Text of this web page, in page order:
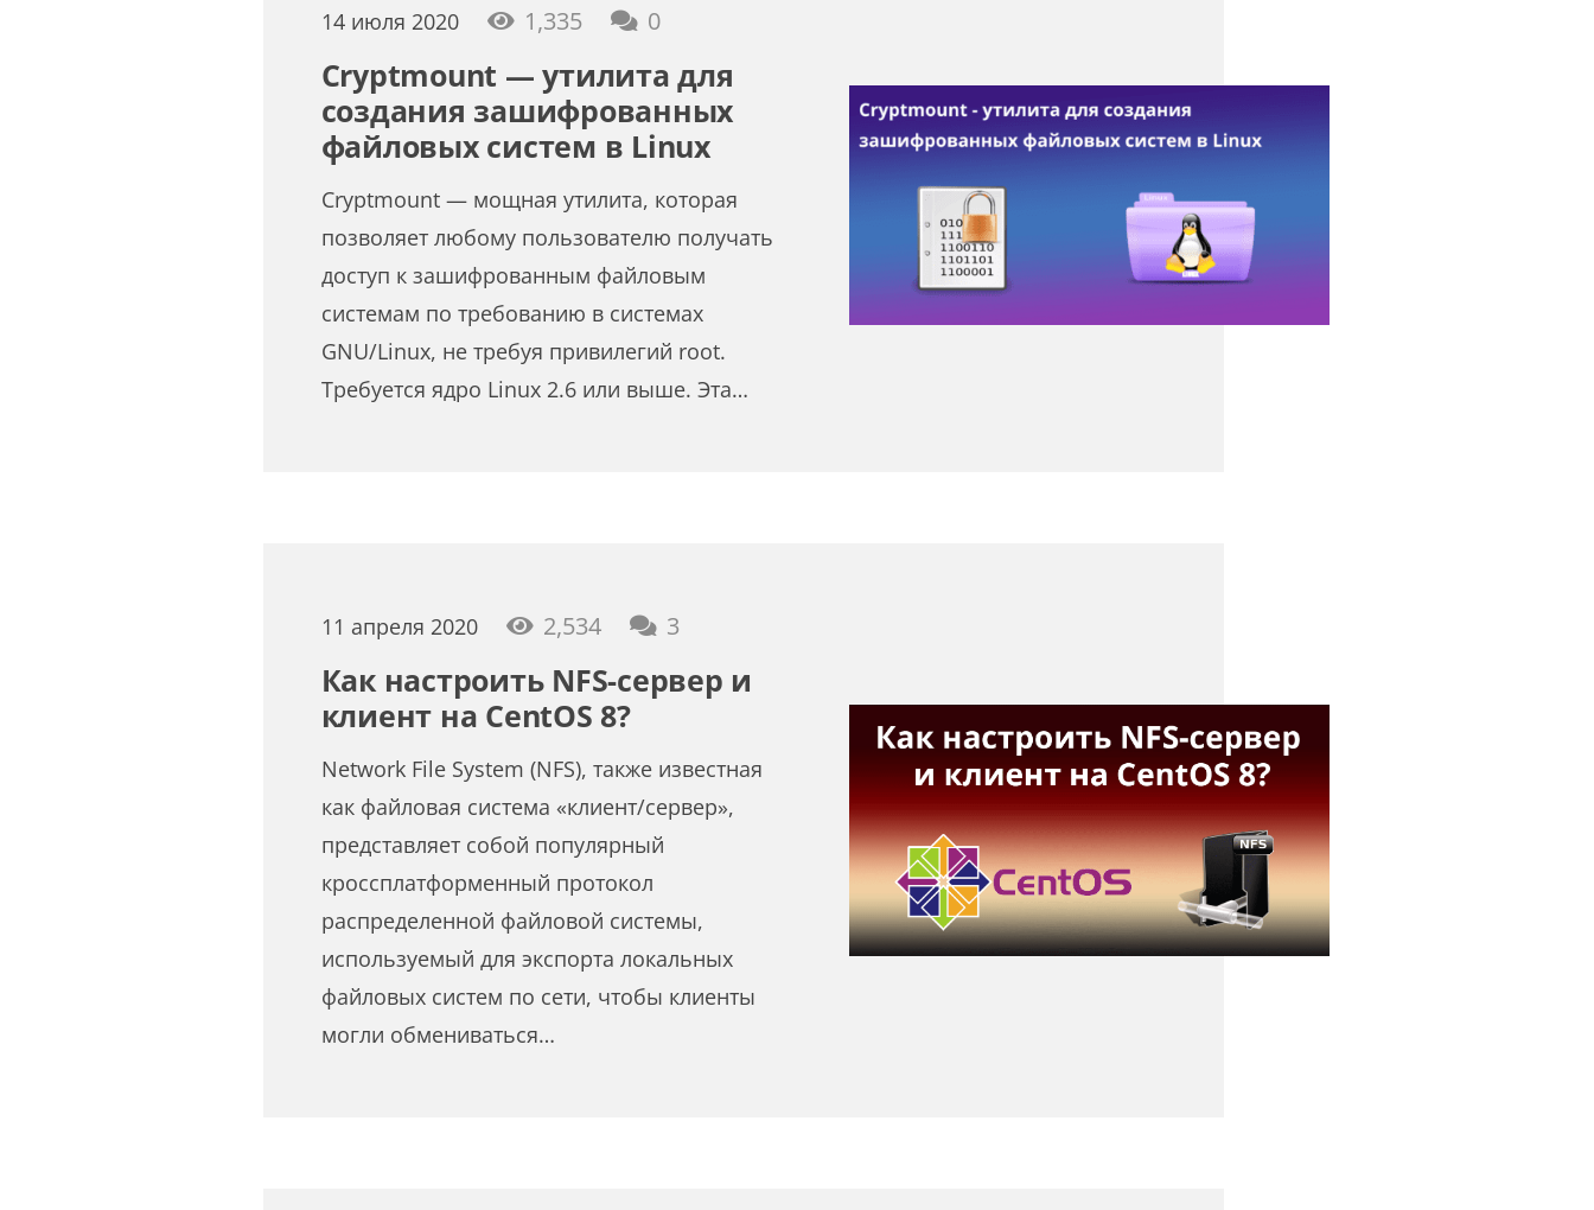
14 июля 2020 1,335 0
Cryptmount — утилита для
создания зашифрованных
файловых систем в Linux
Cryptmount — мощная утилита, которая
позволяет любому пользователю получать
доступ к зашифрованным файловым
системам по требованию в системах
GNU/Linux, не требуя привилегий root.
Требуется ядро Linux 2.6 или выше. Эта…
11 апреля 2020 2,534 3комментария
Как настроить NFS-сервер и
клиент на CentOS 8?
Network File System (NFS), также известная
как файловая система «клиент/сервер»,
представляет собой популярный
кроссплатформенный протокол
распределенной файловой системы,
используемый для экспорта локальных
файловых систем по сети, чтобы клиенты
могли обмениваться…